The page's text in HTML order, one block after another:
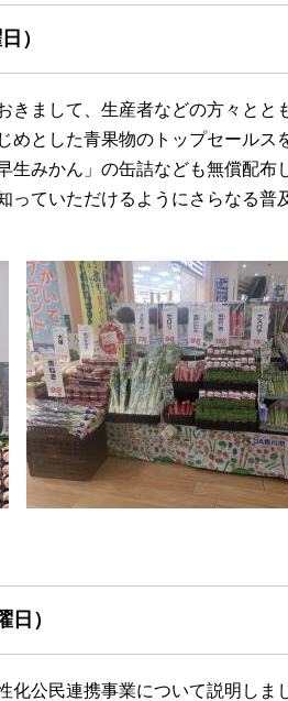
）
きまして、生産者などの方々とと
めとした青果物のトップセールス
生みかん」の缶詰なども無償配布
っていただけるようにさらなる普
）
化公民連携事業について説明しま